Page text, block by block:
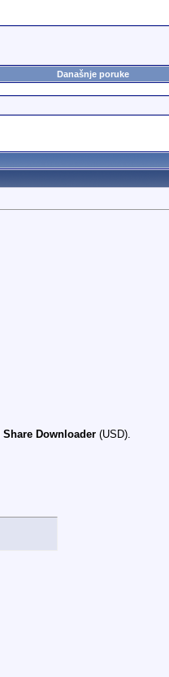
Današnje poruke
Downloader(USD).